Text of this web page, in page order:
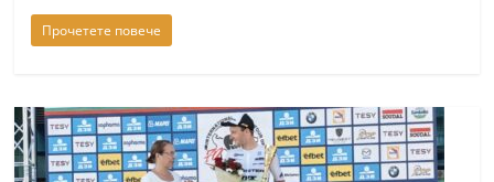
т
а
а
З
а
Прочетете повече